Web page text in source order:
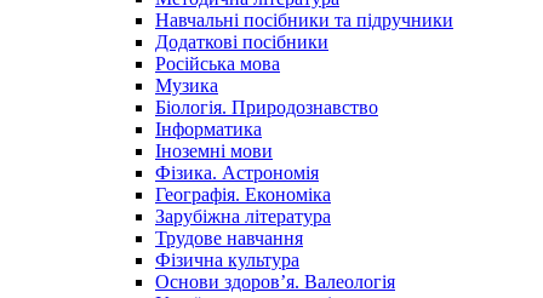
Навчальні посібники та підручники
Додаткові посібники
Російська мова
Музика
Біологія. Природознавство
Інформатика
Іноземні мови
Фізика. Астрономія
Географія. Економіка
Зарубіжна література
Трудове навчання
Фізична культура
Основи здоров’я. Валеологія